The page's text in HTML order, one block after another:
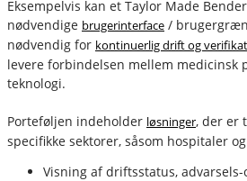
Eksempelvis kan et Taylor Made
nødvendige brugerinterface /
nødvendig for kontinuerlig drift og
levere forbindelsen mellem medicinsk
teknologi.
Porteføljen indeholder løsninger, der er
specifikke sektorer, såsom hospitaler
Visning af driftsstatus,